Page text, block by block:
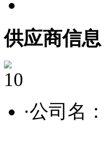
供应商信息
10
·公司名：